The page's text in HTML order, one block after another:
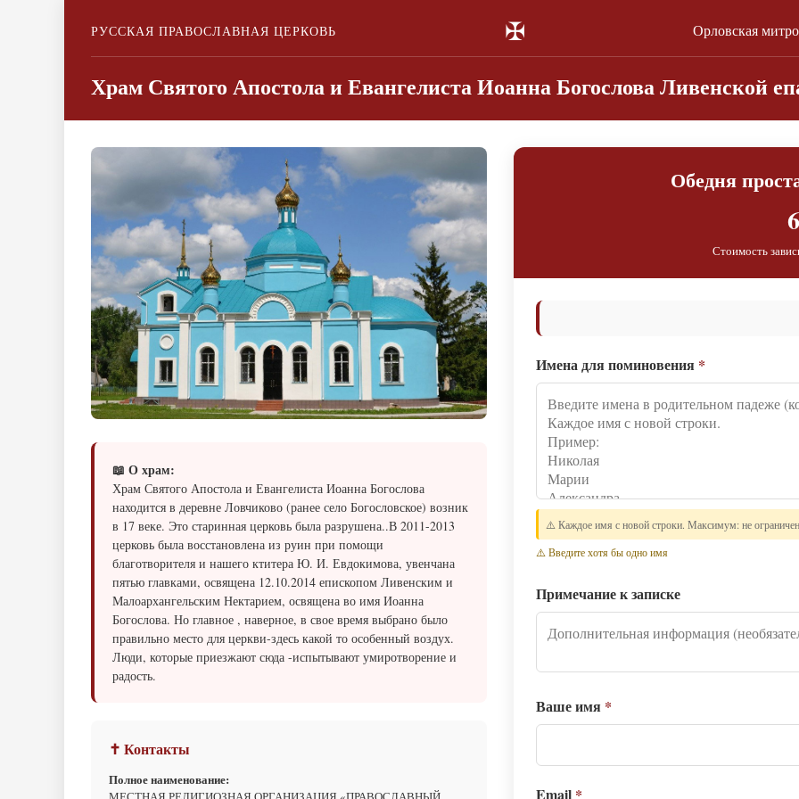
РУССКАЯ ПРАВОСЛАВНАЯ ЦЕРКОВЬ ✠ Орловская
Храм Святого Апостола и Евангелиста Иоанна Богослова Ливенской
📖 О храм:
Храм Святого Апостола и Евангелиста Иоанна Богослова
находится в деревне Ловчиково (ранее село Богословское) возник
в 17 веке. Это старинная церковь была разрушена..В 2011-2013
церковь была восстановлена из руин при помощи
благотворителя и нашего ктитера Ю. И. Евдокимова, увенчана
пятью главками, освящена 12.10.2014 епископом Ливенским и
Малоархангельским Нектарием, освящена во имя Иоанна
Богослова. Но главное , наверное, в свое время выбрано было
правильно место для церкви-здесь какой то особенный воздух.
Люди, которые приезжают сюда -испытывают умиротворение и
радость.
✝ Контакты
Полное наименование:
Обедня
Стоимость
Имена для поминовения *
⚠️ Каждое имя с новой строки. Максимум: не
⚠️ Введите хотя бы одно имя
Примечание к записке
Ваше имя *
Email *